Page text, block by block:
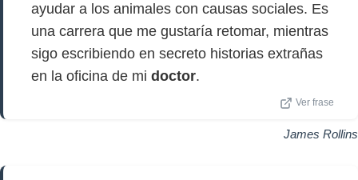
ayudar a los animales con causas sociales. Es
una carrera que me gustaría retomar, mientras
sigo escribiendo en secreto historias extrañas
en la oficina de mi doctor.
Ver frase
James Rollins